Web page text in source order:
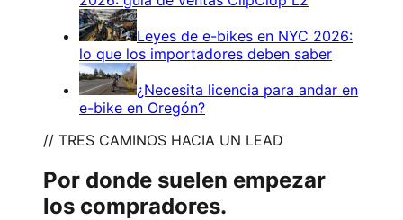
Leyes de e-bikes en NYC 2026:
lo que los importadores deben saber
¿Necesita licencia para andar en
e-bike en Oregón?
// TRES CAMINOS HACIA UN LEAD
Por donde suelen empezar
los compradores.